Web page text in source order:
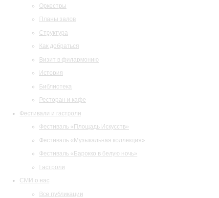
Оркестры
Планы залов
Структура
Как добраться
Визит в филармонию
История
Библиотека
Ресторан и кафе
Фестивали и гастроли
Фестиваль «Площадь Искусств»
Фестиваль «Музыкальная коллекция»
Фестиваль «Барокко в белую ночь»
Гастроли
СМИ о нас
Все публикации